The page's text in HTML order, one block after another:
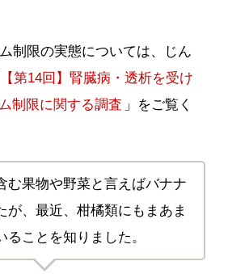
制限の実態については、じん
【第14回】腎臓病・透析を受け
制限に関する調査 」をご覧く
む果物や野菜と言えばバナナ
が、最近、柑橘類にもまあま
ることを知りました。